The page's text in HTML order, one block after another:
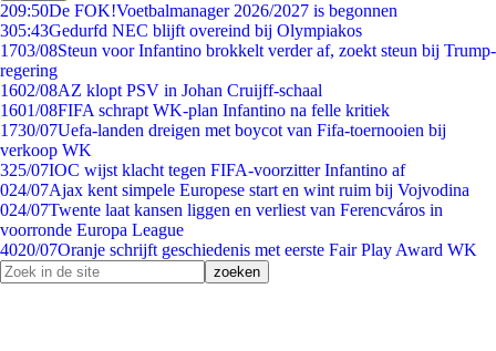
209:50De FOK!Voetbalmanager 2026/2027 is begonnen
305:43Gedurfd NEC blijft overeind bij Olympiakos
1703/08Steun voor Infantino brokkelt verder af, zoekt steun bij Trump-
regering
1602/08AZ klopt PSV in Johan Cruijff-schaal
1601/08FIFA schrapt WK-plan Infantino na felle kritiek
1730/07Uefa-landen dreigen met boycot van Fifa-toernooien bij
verkoop WK
325/07IOC wijst klacht tegen FIFA-voorzitter Infantino af
024/07Ajax kent simpele Europese start en wint ruim bij Vojvodina
024/07Twente laat kansen liggen en verliest van Ferencváros in
voorronde Europa League
4020/07Oranje schrijft geschiedenis met eerste Fair Play Award WK